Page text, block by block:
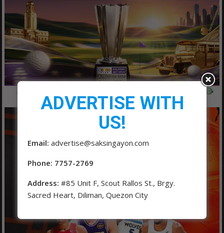
ADVERTISE WITH
US!
Email: advertise@saksingayon.com
Phone: 7757-2769
Address: #85 Unit F, Scout Rallos St., Brgy.
Sacred Heart, Diliman, Quezon City